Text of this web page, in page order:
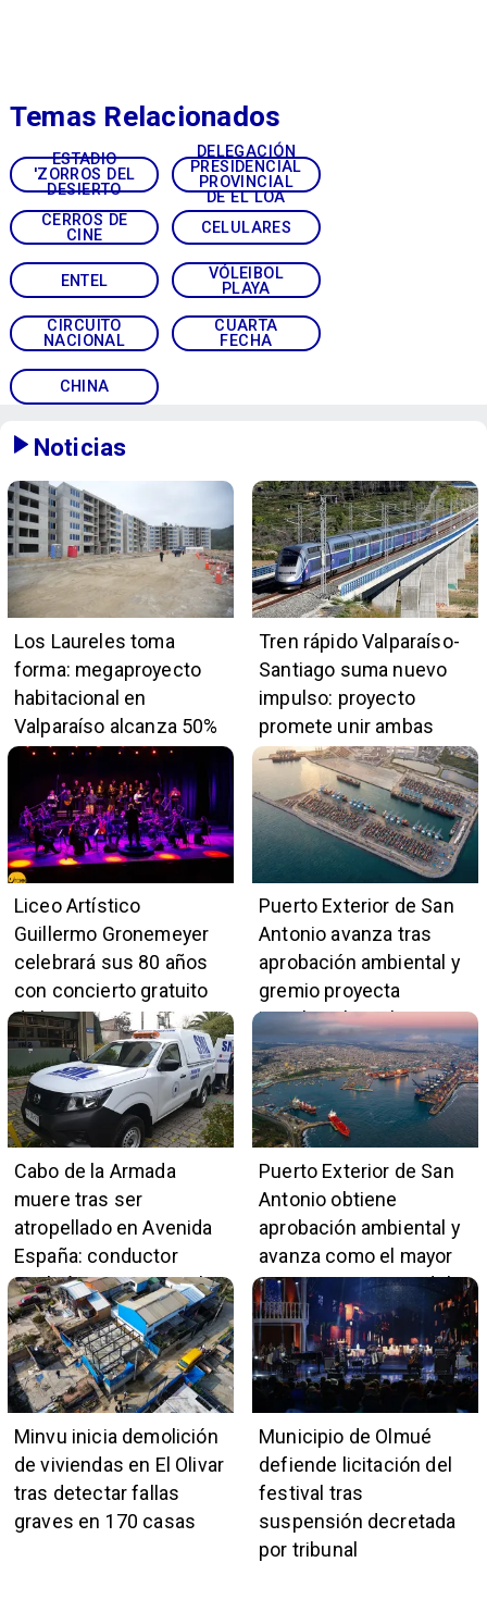
ESTADIO
'ZORROS DEL
DESIERTO
DELEGACIÓN
PRESIDENCIAL
PROVINCIAL
DE EL LOA
CERROS DE
CINE
CELULARES
ENTEL
VÓLEIBOL
PLAYA
CIRCUITO
NACIONAL
CUARTA
FECHA
CHINA
Temas Relacionados
Noticias
Los Laureles toma
forma: megaproyecto
habitacional en
Valparaíso alcanza 50%
de avance y beneficiará
a 396 familias
Tren rápido Valparaíso-
Santiago suma nuevo
impulso: proyecto
promete unir ambas
ciudades en 45 minutos
Liceo Artístico
Guillermo Gronemeyer
celebrará sus 80 años
con concierto gratuito
de la Orquesta Marga
Marga
Puerto Exterior de San
Antonio avanza tras
aprobación ambiental y
gremio proyecta
impulso al empleo y
comercio local
Cabo de la Armada
muere tras ser
atropellado en Avenida
España: conductor
también pertenece a la
institución naval
Puerto Exterior de San
Antonio obtiene
aprobación ambiental y
avanza como el mayor
proyecto portuario del
país
Minvu inicia demolición
de viviendas en El Olivar
tras detectar fallas
graves en 170 casas
Municipio de Olmué
defiende licitación del
festival tras
suspensión decretada
por tribunal